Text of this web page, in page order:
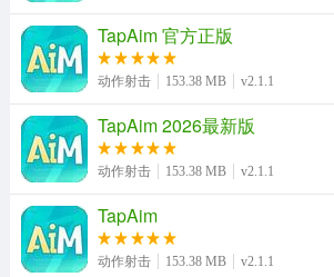
TapAim 官方正版
动作射击 153.38 MB v2.1.1
TapAim 2026最新版
动作射击 153.38 MB v2.1.1
TapAim
动作射击 153.38 MB v2.1.1